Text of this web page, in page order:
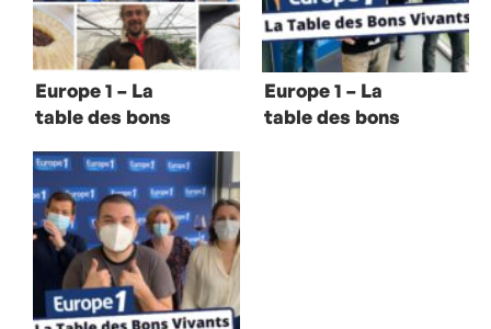
Europe 1 – La
table des bons
Romain Meder et
Stéphane Guillon
Europe 1 – La
table des bons